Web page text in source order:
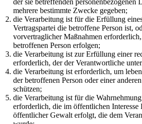
der sie betreffenden personenbezogenen
mehrere bestimmte Zwecke gegeben;
die Verarbeitung ist für die Erfüllung
Vertragspartei die betroffene Person ist,
vorvertraglicher Maßnahmen
betroffenen Person erfolgen;
die Verarbeitung ist zur Erfüllung einer
erforderlich, der der Verantwortliche
die Verarbeitung ist erforderlich, um
der betroffenen Person oder einer
schützen;
die Verarbeitung ist für die
erforderlich, die im öffentlichen
öffentlicher Gewalt erfolgt, die dem